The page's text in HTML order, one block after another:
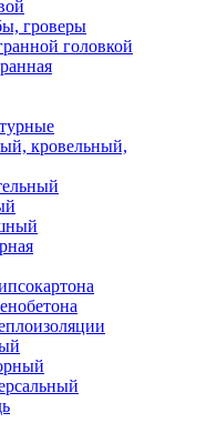
гроверы
головкой
кровельный,